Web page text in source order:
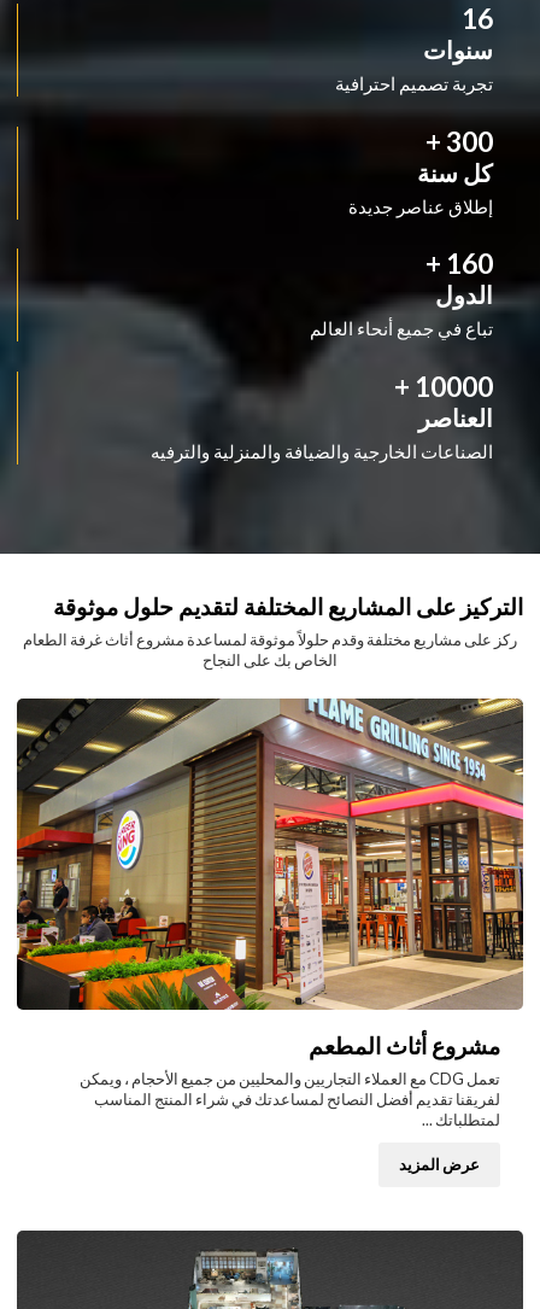
16
سنوات
تجربة تصميم احترافية
300
+
كل سنة
إطلاق عناصر جديدة
160
+
الدول
تباع في جميع أنحاء العالم
10000
+
العناصر
الصناعات الخارجية والضيافة والمنزلية والترفيه
التركيز على المشاريع المختلفة لتقديم حلول موثوقة
ركز على مشاريع مختلفة وقدم حلولاً موثوقة لمساعدة مشروع أثاث غرفة الطعام
الخاص بك على النجاح
مشروع أثاث المطعم
تعمل CDG مع العملاء التجاريين والمحليين من جميع الأحجام ، ويمكن
لفريقنا تقديم أفضل النصائح لمساعدتك في شراء المنتج المناسب
لمتطلباتك ...
عرض المزيد